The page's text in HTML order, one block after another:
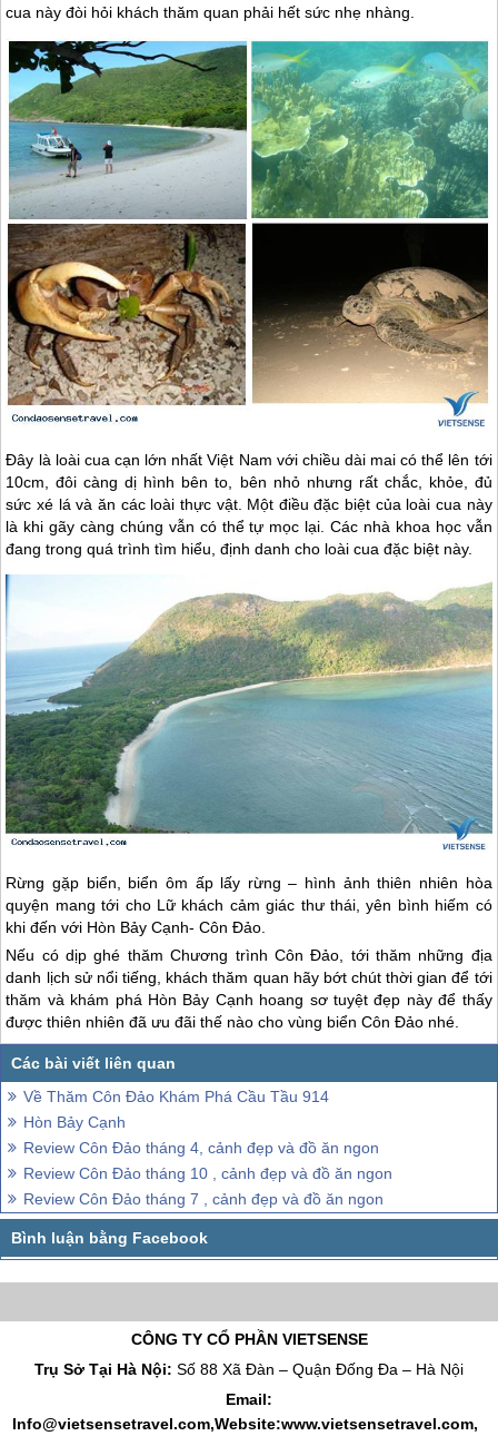
cua này đòi hỏi khách thăm quan phải hết sức nhẹ nhàng.
Đây là loài cua cạn lớn nhất Việt Nam với chiều dài mai có thể lên tới
10cm, đôi càng dị hình bên to, bên nhỏ nhưng rất chắc, khỏe, đủ
sức xé lá và ăn các loài thực vật. Một điều đặc biệt của loài cua này
là khi gãy càng chúng vẫn có thể tự mọc lại. Các nhà khoa học vẫn
đang trong quá trình tìm hiểu, định danh cho loài cua đặc biệt này.
Rừng gặp biển, biển ôm ấp lấy rừng – hình ảnh thiên nhiên hòa
quyện mang tới cho Lữ khách cảm giác thư thái, yên bình hiếm có
khi đến với Hòn Bảy Cạnh-Côn Đảo
Nếu có dịp ghé thăm Chương trình Côn Đảo , tới thăm những địa
danh lịch sử nổi tiếng, khách thăm quan hãy bớt chút thời gian để tới
thăm và khám phá Hòn Bảy Cạnh hoang sơ tuyệt đẹp này để thấy
được thiên nhiên đã ưu đãi thế nào cho vùng biểnCôn Đảo nhé.
Về Thăm Côn Đảo Khám Phá Cầu Tầu 914
Hòn Bảy Cạnh
Review Côn Đảo tháng 4, cảnh đẹp và đồ ăn ngon
Review Côn Đảo tháng 10 , cảnh đẹp và đồ ăn ngon
Review Côn Đảo tháng 7 , cảnh đẹp và đồ ăn ngon
CÔNG TY CỔ PHẦN VIETSENSE
Trụ Sở Tại Hà Nội: Số 88 Xã Đàn – Quận Đống Đa – Hà Nội
Email:
Info@vietsensetravel.com,Website:www.vietsensetravel.com,